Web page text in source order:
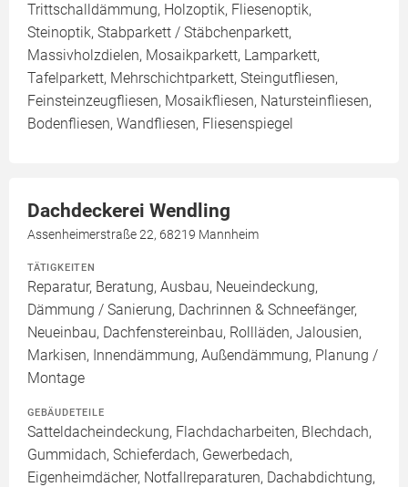
Trittschalldämmung, Holzoptik, Fliesenoptik,
Steinoptik, Stabparkett / Stäbchenparkett,
Massivholzdielen, Mosaikparkett, Lamparkett,
Tafelparkett, Mehrschichtparkett, Steingutfliesen,
Feinsteinzeugfliesen, Mosaikfliesen, Natursteinfliesen,
Bodenfliesen, Wandfliesen, Fliesenspiegel
Dachdeckerei Wendling
Assenheimerstraße 22, 68219 Mannheim
TÄTIGKEITEN
Reparatur, Beratung, Ausbau, Neueindeckung,
Dämmung / Sanierung, Dachrinnen & Schneefänger,
Neueinbau, Dachfenstereinbau, Rollläden, Jalousien,
Markisen, Innendämmung, Außendämmung, Planung /
Montage
GEBÄUDETEILE
Satteldacheindeckung, Flachdacharbeiten, Blechdach,
Gummidach, Schieferdach, Gewerbedach,
Eigenheimdächer, Notfallreparaturen, Dachabdichtung,